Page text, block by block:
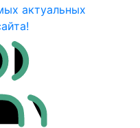
актуальных